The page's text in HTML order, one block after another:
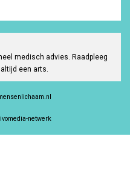
medisch advies. Raadpleeg
een arts.
netwerk